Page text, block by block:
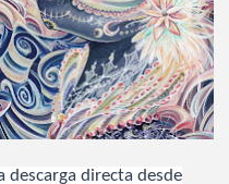
descarga directa desde